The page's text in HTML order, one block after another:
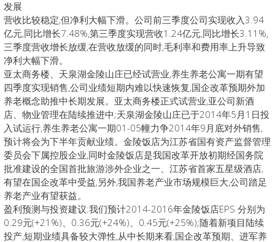
发展
营收比较稳定,但净利大幅下滑。公司前三季度公司实现收入3.94
亿元,同比增长7.48%,第三季度实现营收1.24亿元,同比增长3.11%,
三季度营收增长放缓,在营收放缓的同时,毛利率和费用率上升导致
净利大幅下滑。
亚太商务楼、天泉湖金陵山庄已经试营业,养生养老公寓一期有望
四季度实现销售,公司业绩短期内难以快速恢复,国企改革预期外加
养老概念助推中长期发展。亚太商务楼正式试营业,亚公司新酒
店、物业管理在陆续推进中;天泉湖金陵山庄已于2014年5月1日投
入试运行,养生养老公寓一期01-05幢力争2014年9月底对外销售,
预计将会为下半年贡献业绩。金陵饭店为江苏省国有资产监督管理
委员会下属控股企业,同时金陵饭店是我国改革开放初期经国务院
批准建设的全国首批旅游涉外企业之一、江苏省首家五星级酒店,
有望在国企改革中受益,另外,我国养老产业市场规模巨大,公司踏足
养老产业有望获益。
盈利预测与投资建议:我们预计2014-2016年金陵饭店EPS 分别为
0.29元(+21%)、0.36元(+24%)、0.45元(+25%);随着新项目陆续
投产,短期业绩具备较大弹性,从中长期来看,国企改革预期、进军养